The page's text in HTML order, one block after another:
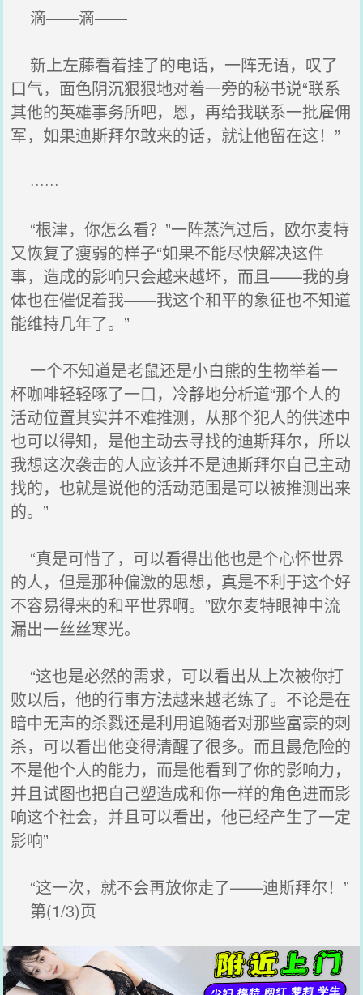
滴——滴——
新上左藤看着挂了的电话，一阵无语，叹了
口气，面色阴沉狠狠地对着一旁的秘书说“联系
其他的英雄事务所吧，恩，再给我联系一批雇佣
军，如果迪斯拜尔敢来的话，就让他留在这！”
······
“根津，你怎么看？”一阵蒸汽过后，欧尔麦特
又恢复了瘦弱的样子“如果不能尽快解决这件
事，造成的影响只会越来越坏，而且——我的身
体也在催促着我——我这个和平的象征也不知道
能维持几年了。”
一个不知道是老鼠还是小白熊的生物举着一
杯咖啡轻轻啄了一口，冷静地分析道“那个人的
活动位置其实并不难推测，从那个犯人的供述中
也可以得知，是他主动去寻找的迪斯拜尔，所以
我想这次袭击的人应该并不是迪斯拜尔自己主动
找的，也就是说他的活动范围是可以被推测出来
的。”
“真是可惜了，可以看得出他也是个心怀世界
的人，但是那种偏激的思想，真是不利于这个好
不容易得来的和平世界啊。”欧尔麦特眼神中流
漏出一丝丝寒光。
“这也是必然的需求，可以看出从上次被你打
败以后，他的行事方法越来越老练了。不论是在
暗中无声的杀戮还是利用追随者对那些富豪的刺
杀，可以看出他变得清醒了很多。而且最危险的
不是他个人的能力，而是他看到了你的影响力，
并且试图也把自己塑造成和你一样的角色进而影
响这个社会，并且可以看出，他已经产生了一定
影响”
“这一次，就不会再放你走了——迪斯拜尔！”
第(1/3)页